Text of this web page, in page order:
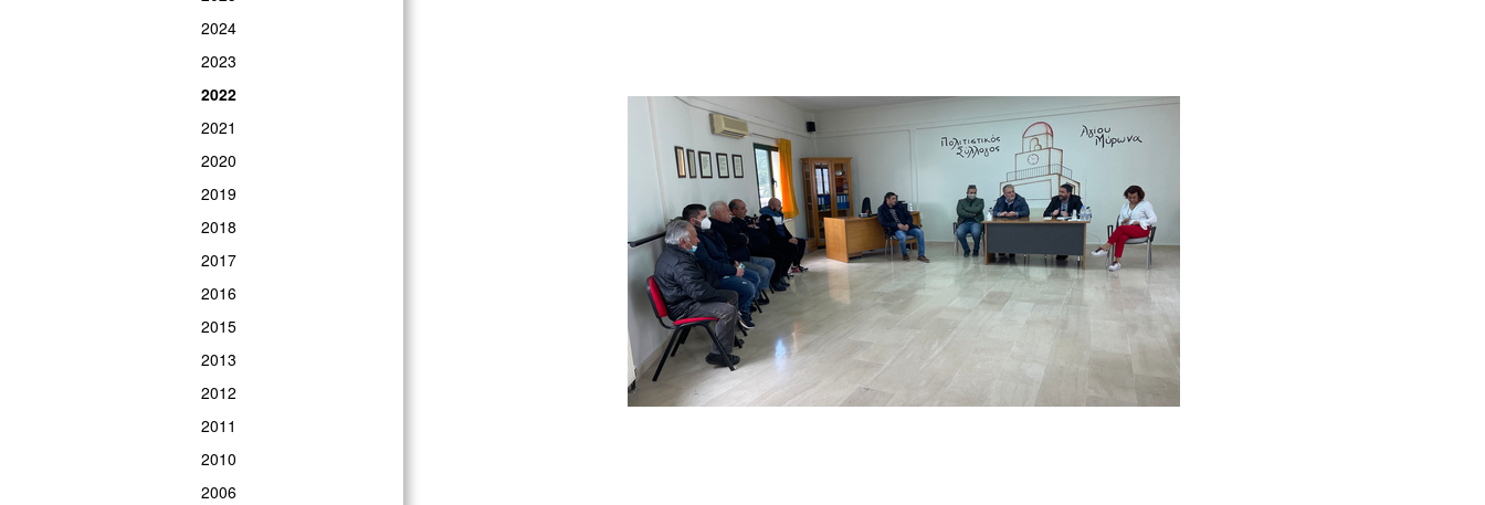
2024
2023
2022
2021
2020
2019
2018
2017
2016
2015
2013
2012
2011
2010
2006